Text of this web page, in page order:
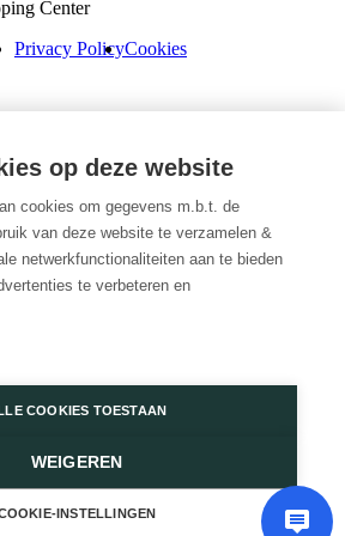
Center
Privacy PolicyCookies
ons
op deze website
cookies om gegevens m.b.t. de
van deze website te verzamelen &
netwerkfunctionaliteiten aan te bieden
te verbeteren en
COOKIES TOESTAAN
WEIGEREN
INSTELLINGEN